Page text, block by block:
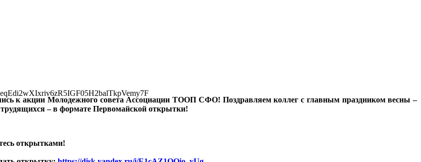
к акции Молодежного совета Ассоциации ТООП СФО! Поздравляем коллег с главным праздником весны –
– в формате Первомайской открытки!
открытками!